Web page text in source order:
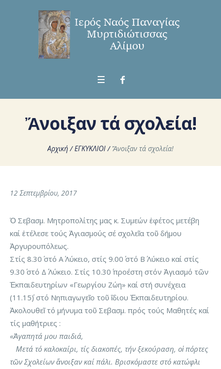
Ἄνοιξαν τά σχολεία!
Αρχική /ΕΓΚΥΚΛΙΟΙ / Ἄνοιξαν τά σχολεία!
12 Σεπτεμβρίου, 2017
Ὁ Σεβασμ. Μητροπολίτης μας κ. Συμεών ἐφέτος μετέβη
καί ἐτέλεσε τούς Ἁγιασμούς σέ σχολεῖα τοῦ δήμου
Ἀργυρουπόλεως.
Στίς 8.30΄ στό Α΄ Λύκειο, στίς 9.00΄ στό Β΄ Λύκειο καί στίς
9.30΄ στό Δ΄ Λύκειο. Στίς 10.30΄ προέστη στόν Ἁγιασμό τῶν
Ἐκπαιδευτηρίων «Γεωργίου Ζώη» καί στή συνέχεια
(11.15΄) στό Νηπιαγωγεῖο τοῦ ἴδιου Ἐκπαιδευτηρίου.
Ἀκολουθεῖ τό μήνυμα τοῦ Σεβασμ. πρός τούς Μαθητές καί
τίς μαθήτριες :
«Ἀγαπητά μου παιδιά,
Μετά τό καλοκαίρι, τίς διακοπές, τήν ξεκούραση, οἱ πόρτες
τῶν Σχολείων ἄνοιξαν καί πάλι. Βρισκόμαστε στό κατώφλι